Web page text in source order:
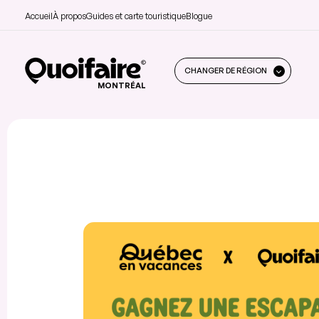
AccueilÀ proposGuides et carte touristiqueBlogue
MONTRÉAL
CHANGER DE RÉGION